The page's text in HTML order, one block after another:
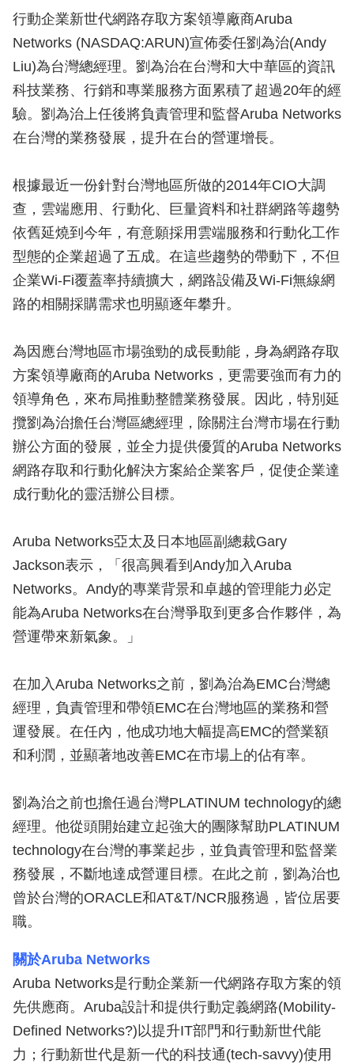
行動企業新世代網路存取方案領導廠商Aruba
Networks (NASDAQ:ARUN)宣佈委任劉為治(Andy
Liu)為台灣總經理。劉為治在台灣和大中華區的資訊
科技業務、行銷和專業服務方面累積了超過20年的經
驗。劉為治上任後將負責管理和監督Aruba Networks
在台灣的業務發展，提升在台的營運增長。
根據最近一份針對台灣地區所做的2014年CIO大調
查，雲端應用、行動化、巨量資料和社群網路等趨勢
依舊延燒到今年，有意願採用雲端服務和行動化工作
型態的企業超過了五成。在這些趨勢的帶動下，不但
企業Wi-Fi覆蓋率持續擴大，網路設備及Wi-Fi無線網
路的相關採購需求也明顯逐年攀升。
為因應台灣地區市場強勁的成長動能，身為網路存取
方案領導廠商的Aruba Networks，更需要強而有力的
領導角色，來布局推動整體業務發展。因此，特別延
攬劉為治擔任台灣區總經理，除關注台灣市場在行動
辦公方面的發展，並全力提供優質的Aruba Networks
網路存取和行動化解決方案給企業客戶，促使企業達
成行動化的靈活辦公目標。
Aruba Networks亞太及日本地區副總裁Gary
Jackson表示，「很高興看到Andy加入Aruba
Networks。Andy的專業背景和卓越的管理能力必定
能為Aruba Networks在台灣爭取到更多合作夥伴，為
營運帶來新氣象。」
在加入Aruba Networks之前，劉為治為EMC台灣總
經理，負責管理和帶領EMC在台灣地區的業務和營
運發展。在任內，他成功地大幅提高EMC的營業額
和利潤，並顯著地改善EMC在市場上的佔有率。
劉為治之前也擔任過台灣PLATINUM technology的總
經理。他從頭開始建立起強大的團隊幫助PLATINUM
technology在台灣的事業起步，並負責管理和監督業
務發展，不斷地達成營運目標。在此之前，劉為治也
曾於台灣的ORACLE和AT&T/NCR服務過，皆位居要
職。
關於Aruba Networks
Aruba Networks是行動企業新一代網路存取方案的領
先供應商。Aruba設計和提供行動定義網路(Mobility-
Defined Networks?)以提升IT部門和行動新世代能
力；行動新世代是新一代的科技通(tech-savvy)使用